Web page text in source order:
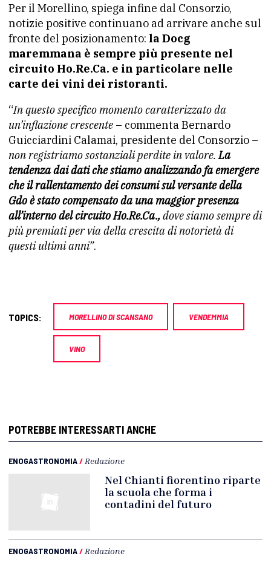
Per il Morellino, spiega infine dal Consorzio,
notizie positive continuano ad arrivare anche sul
fronte del posizionamento: la Docg
maremmana è sempre più presente nel
circuito Ho.Re.Ca. e in particolare nelle
carte dei vini dei ristoranti.
“In questo specifico momento caratterizzato da
un’inflazione crescente – commenta Bernardo
Guicciardini Calamai, presidente del Consorzio –
non registriamo sostanziali perdite in valore.La
tendenza dai dati che stiamo analizzandofa emergere
che il rallentamento dei consumi sul versante della
Gdo è stato compensato da una maggior presenza
all’interno delcircuito Ho.Re.Ca.,dove siamo sempre di
più premiati per viadella crescita di notorietà di
questi ultimi anni”.
TOPICS: MORELLINO DI SCANSANO VENDEMMIA
VINO
POTREBBE INTERESSARTI ANCHE
ENOGASTRONOMIA/ Redazione
Nel Chianti fiorentino riparte
la scuola che forma i
contadini del futuro
ENOGASTRONOMIA/ Redazione